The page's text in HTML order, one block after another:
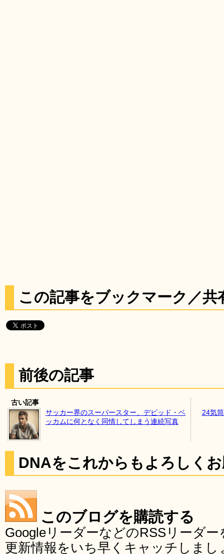
この記事をブックマーク／共
前後の記事
古い記事
サッカー界のスーパースター、デビッド・ベ
ッカムに何となく同情してしまう連続写真
24気
DNAをこれからもよろしく
このブログを購読する
GoogleリーダーなどのRSSリーダ
更新情報をいち早くキャッチしま